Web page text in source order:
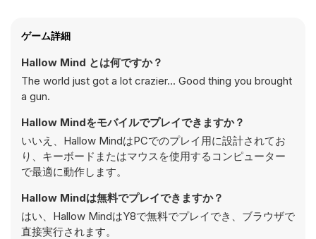
ゲーム詳細
Hallow Mind とは何ですか？
The world just got a lot crazier... Good thing you brought
a gun.
Hallow Mindをモバイルでプレイできますか？
いいえ、Hallow MindはPCでのプレイ用に設計されてお
り、キーボードまたはマウスを使用するコンピューター
で最適に動作します。
Hallow Mindは無料でプレイできますか？
はい、Hallow MindはY8で無料でプレイでき、ブラウザで
直接実行されます。